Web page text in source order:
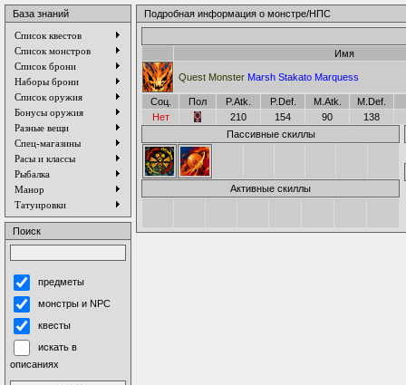
База знаний
Список квестов
Список монстров
Список брони
Наборы брони
Список оружия
Бонусы оружия
Разные вещи
Спец-магазины
Расы и классы
Рыбалка
Манор
Татуировки
Поиск
предметы
монстры и NPC
квесты
искать в
описаниях
Подробная информация о монстре/НПС
Имя
Quest Monster Marsh Stakato Marquess
Соц. Пол P.Atk. P.Def. M.Atk.
M.Def.
Нет
210 154 90
138
Пассивные скиллы
Активные скиллы